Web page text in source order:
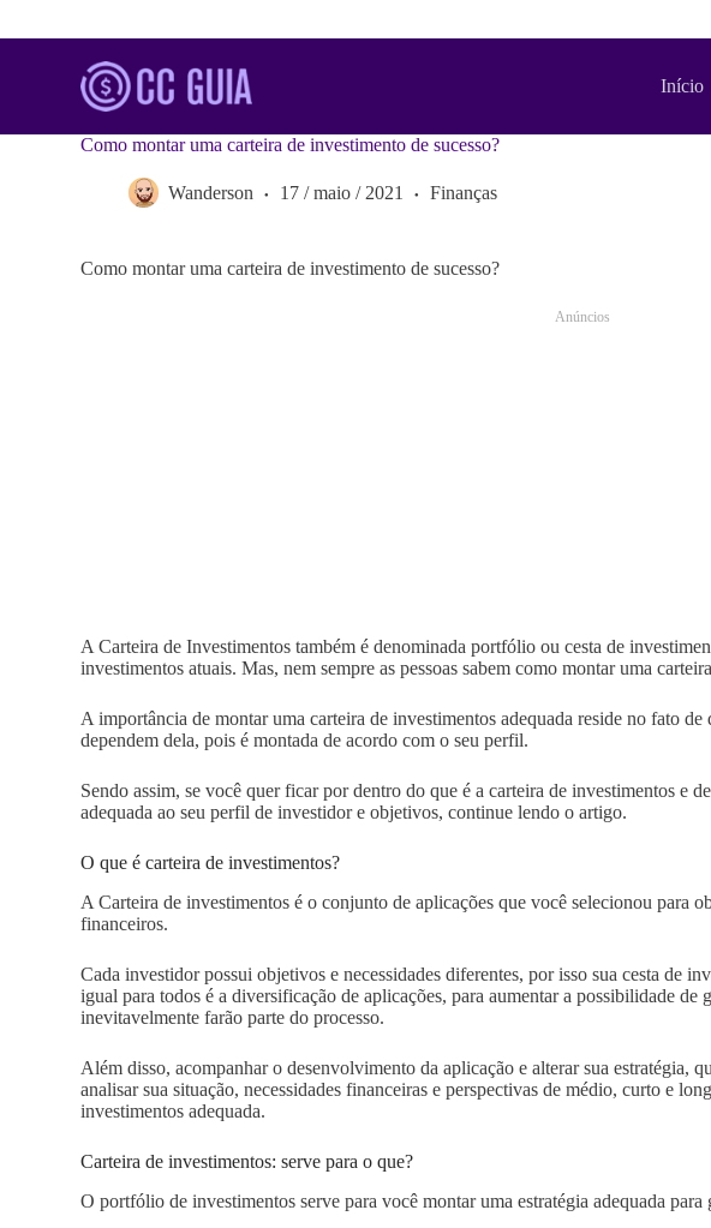
k
o
Início
Como montar uma carteira de investimento de sucesso?
Wanderson 17 / maio / 2021 Finanças
Como montar uma carteira de investimento de sucesso?
Anúncios
A Carteira de Investimentos também é denominada portfólio ou cesta de
investimentos atuais. Mas, nem sempre as pessoas sabem como montar uma
A importância de montar uma carteira de investimentos adequada reside no fato de
dependem dela, pois é montada de acordo com o seu perfil.
Sendo assim, se você quer ficar por dentro do que é a carteira de investimentos e
adequada ao seu perfil de investidor e objetivos, continue lendo o artigo.
O que é carteira de investimentos?
A Carteira de investimentos é o conjunto de aplicações que você selecionou para
financeiros.
Cada investidor possui objetivos e necessidades diferentes, por isso sua cesta de
igual para todos é a diversificação de aplicações, para aumentar a possibilidade de
inevitavelmente farão parte do processo.
Além disso, acompanhar o desenvolvimento da aplicação e alterar sua estratégia,
analisar sua situação, necessidades financeiras e perspectivas de médio, curto e
investimentos adequada.
Carteira de investimentos: serve para o que?
O portfólio de investimentos serve para você montar uma estratégia adequada